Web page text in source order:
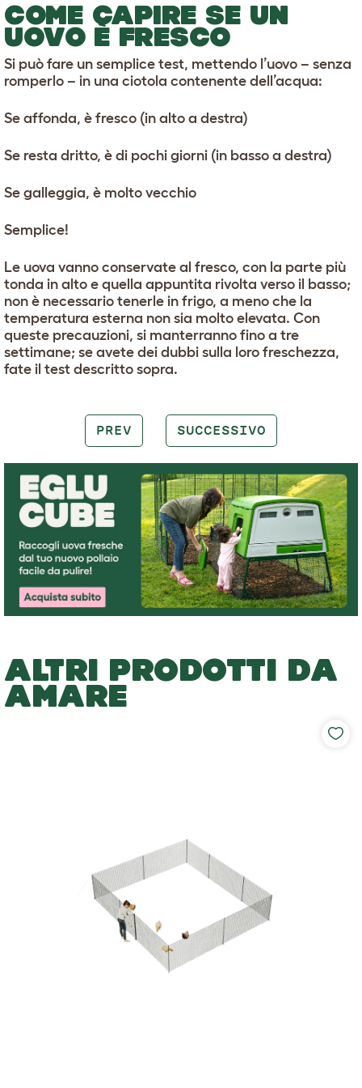
COME CAPIRE SE UN
UOVO È FRESCO
Si può fare un semplice test, mettendo l’uovo – senza
romperlo – in una ciotola contenente dell’acqua:
Se affonda, è fresco (in alto a destra)
Se resta dritto, è di pochi giorni (in basso a destra)
Se galleggia, è molto vecchio
Semplice!
Le uova vanno conservate al fresco, con la parte più
tonda in alto e quella appuntita rivolta verso il basso;
non è necessario tenerle in frigo, a meno che la
temperatura esterna non sia molto elevata. Con
queste precauzioni, si manterranno fino a tre
settimane; se avete dei dubbi sulla loro freschezza,
fate il test descritto sopra.
PREV SUCCESSIVO
ALTRI PRODOTTI DA
AMARE